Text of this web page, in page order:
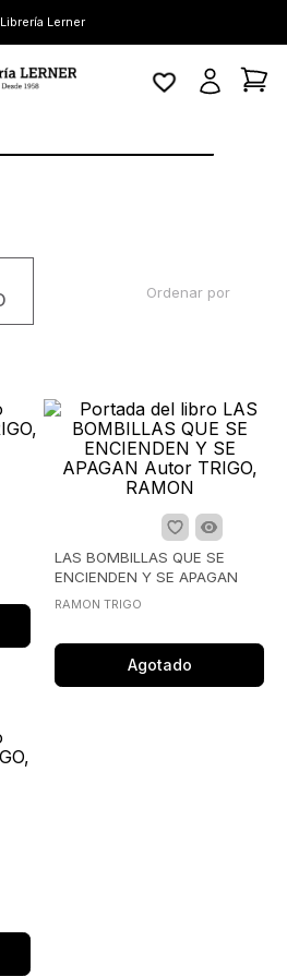
Librería Lerner
Ordenar por
LAS BOMBILLAS QUE SE
ENCIENDEN Y SE APAGAN
RAMON TRIGO
Agotado